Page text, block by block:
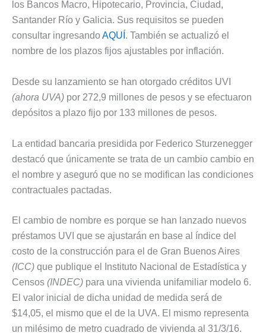
los Bancos Macro, Hipotecario, Provincia, Ciudad,
Santander Río y Galicia. Sus requisitos se pueden
consultar ingresandoAQUÍ . También se actualizó el
nombre de los plazos fijos ajustables por inflación.
Desde su lanzamiento se han otorgado créditos UVI
(ahora UVA) por 272,9 millones de pesos y se efectuaron
depósitos a plazo fijo por 133 millones de pesos.
La entidad bancaria presidida por Federico Sturzenegger
destacó que únicamente se trata de un cambio cambio en
el nombre y aseguró que no se modifican las condiciones
contractuales pactadas.
El cambio de nombre es porque se han lanzado nuevos
préstamos UVI que se ajustarán en base al índice del
costo de la construcción para el de Gran Buenos Aires
(ICC) que publique el Instituto Nacional de Estadística y
Censos (INDEC) para una vivienda unifamiliar modelo 6.
El valor inicial de dicha unidad de medida será de
$14,05, el mismo que el de la UVA. El mismo representa
un milésimo de metro cuadrado de vivienda al 31/3/16.